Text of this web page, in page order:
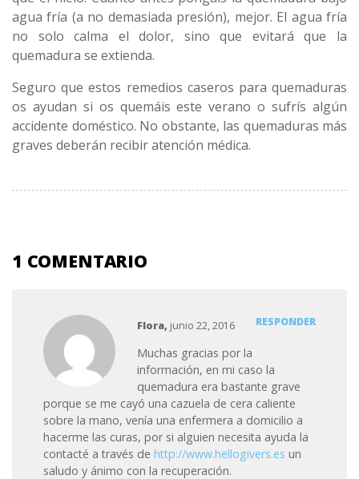
agua fría (a no demasiada presión), mejor. El agua fría
no solo calma el dolor, sino que evitará que la
quemadura se extienda.
Seguro que estos remedios caseros para quemaduras
os ayudan si os quemáis este verano o sufrís algún
accidente doméstico. No obstante, las quemaduras más
graves deberán recibir atención médica.
1 COMENTARIO
Flora, junio 22, 2016 RESPONDER
Muchas gracias por la
información, en mi caso la
quemadura era bastante grave
porque se me cayó una cazuela de cera caliente
sobre la mano, venía una enfermera a domicilio a
hacerme las curas, por si alguien necesita ayuda la
contacté a través dehttp://www.hellogivers.es un
saludo y ánimo con la recuperación.